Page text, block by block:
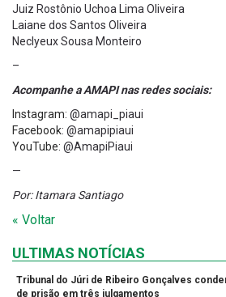
Juiz Rostônio Uchoa Lima Oliveira
Laiane dos Santos Oliveira
Neclyeux Sousa Monteiro
–
Acompanhe a AMAPI nas redes sociais:
Instagram: @amapi_piaui
Facebook: @amapipiaui
YouTube: @AmapiPiaui
—
Por: Itamara Santiago
« Voltar
ULTIMAS NOTÍCIAS
Tribunal do Júri de Ribeiro Gonçalves
de prisão em três julgamentos